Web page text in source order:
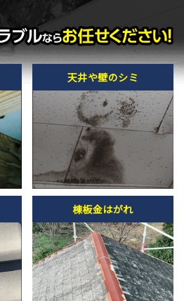
天井や壁のシミ
棟板金はがれ